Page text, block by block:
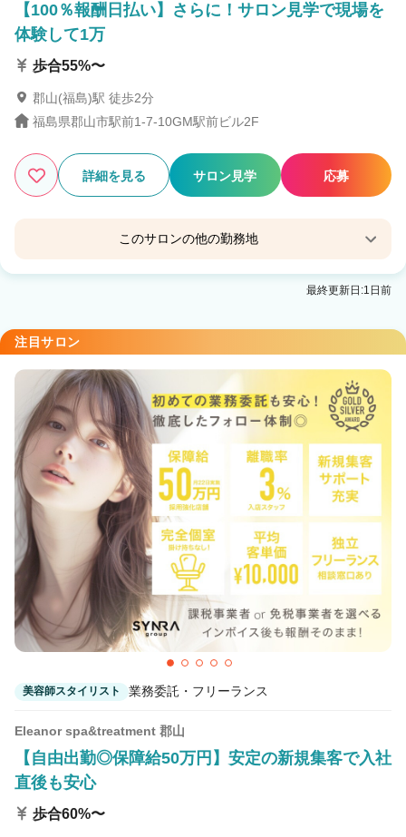
【100％報酬日払い】さらに！サロン見学で現場を
体験して1万
歩合55%〜
郡山(福島)駅 徒歩2分
福島県郡山市駅前1-7-10GM駅前ビル2F
詳細を見る サロン見学 応募
このサロンの他の勤務地
Agu hair jack会津若松
Agu hair polite 会津若松店
Agu hair kaila白河
白河駅 徒歩1分
Agu hair rpanoいわき
いわき駅 徒歩3分
Agu hair novel桑野店
郡山(福島)駅 車20分
Agu hair olive郡山富田
郡山(福島)駅 車15分
最終更新日:1日前
注目サロン
美容師スタイリスト 業務委託・フリーランス
Eleanor spa&treatment 郡山
【自由出勤◎保障給50万円】安定の新規集客で入社
直後も安心
歩合60%〜